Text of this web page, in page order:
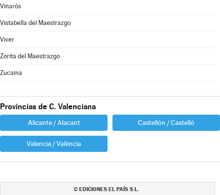
Vinaròs
Vistabella del Maestrazgo
Viver
Zorita del Maestrazgo
Zucaina
Provincias de C. Valenciana
Alicante / Alacant Castellón / Castelló
Valencia / València
© EDICIONES EL PAÍS S.L.